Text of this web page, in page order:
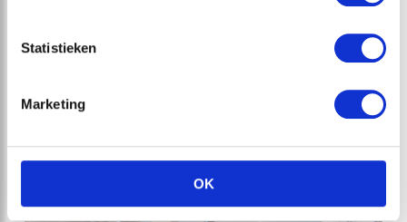
Statistieken
Marketing
OK